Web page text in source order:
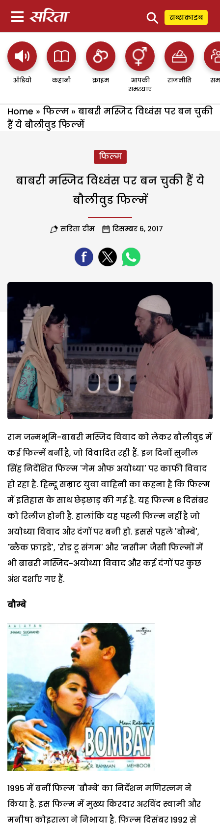
⚲ सब्सक्राइब
ऑडियो कहानी क्राइम
आपकी
समस्याएं
राजनीति
Home » फिल्म » बाबरी मस्जिद विध्वंस पर बन चुकी
हैं ये बौलीवुड फिल्में
फिल्म
बाबरी मस्जिद विध्वंस पर बन चुकी हैं ये
बौलीवुड फिल्में
सरिता टीम दिसम्बर 6, 2017
राम जन्मभूमि-बाबरी मस्जिद विवाद को लेकर बौलीवुड में
कई फिल्में बनीं है, जो विवादित रही हैं. इन दिनों सुनील
सिंह निर्देशित फिल्म 'गेम औफ अयोध्या' पर काफी विवाद
हो रहा है. हिन्दू सम्राट युवा वाहिनी का कहना है कि फिल्म
में इतिहास के साथ छेड़छाड़ की गई है. यह फिल्म 8 दिसंबर
को रिलीज होनी है. हालांकि यह पहली फिल्म नहीं है जो
अयोध्या विवाद और दंगों पर बनी हो. इससे पहले 'बौम्बे',
'ब्लैक फ्राइडे', 'रोड टू संगम' और 'नसीम' जैसी फिल्मों में
भी बाबरी मस्जिद-अयोध्या विवाद और कई दंगों पर कुछ
अंश दर्शाए गए हैं.
बौम्बे
1995 में बनीं फिल्म 'बौम्बे' का निर्देशन मणिरत्नम ने
किया है. इस फिल्म में मुख्य किरदार अरविंद स्वामी और
मनीषा कोइराला ने निभाया है. फिल्म दिसंबर 1992 से